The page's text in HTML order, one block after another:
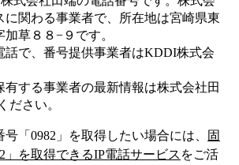
に関わる事業者で、所在地は宮崎県東
加草８８−９ です。
話で、番号提供事業者はKDDI株式会
有する事業者の最新情報は株式会社田
ださい。
「 0982 」を取得したい場合には、
固
」を取得できるIP電話サービス をご活